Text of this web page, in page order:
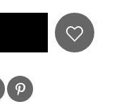
上品な甘さの